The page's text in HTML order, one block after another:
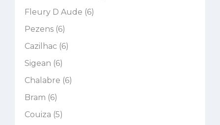
Fleury D Aude (6)
Pezens (6)
Cazilhac (6)
Sigean (6)
Chalabre (6)
Bram (6)
Couiza (5)